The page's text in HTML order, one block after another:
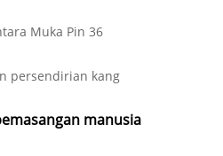
Muka Pin 36
persendirian kang
manusia